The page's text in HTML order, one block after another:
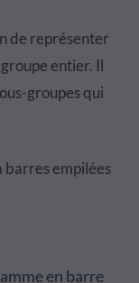
de représenter
entier. Il
groupes qui
barres empilées
en barre